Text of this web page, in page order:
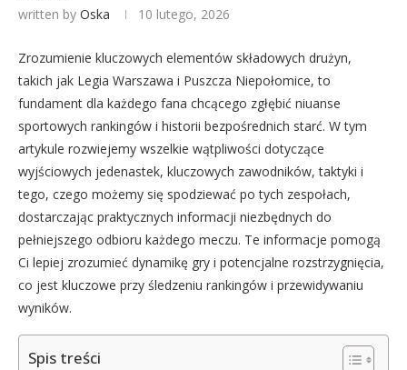
written by Oska 10 lutego, 2026
Zrozumienie kluczowych elementów składowych drużyn,
takich jak Legia Warszawa i Puszcza Niepołomice, to
fundament dla każdego fana chcącego zgłębić niuanse
sportowych rankingów i historii bezpośrednich starć. W tym
artykule rozwiejemy wszelkie wątpliwości dotyczące
wyjściowych jedenastek, kluczowych zawodników, taktyki i
tego, czego możemy się spodziewać po tych zespołach,
dostarczając praktycznych informacji niezbędnych do
pełniejszego odbioru każdego meczu. Te informacje pomogą
Ci lepiej zrozumieć dynamikę gry i potencjalne rozstrzygnięcia,
co jest kluczowe przy śledzeniu rankingów i przewidywaniu
wyników.
Spis treści